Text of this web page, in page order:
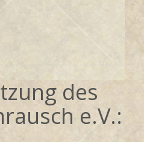
des
e.V.: